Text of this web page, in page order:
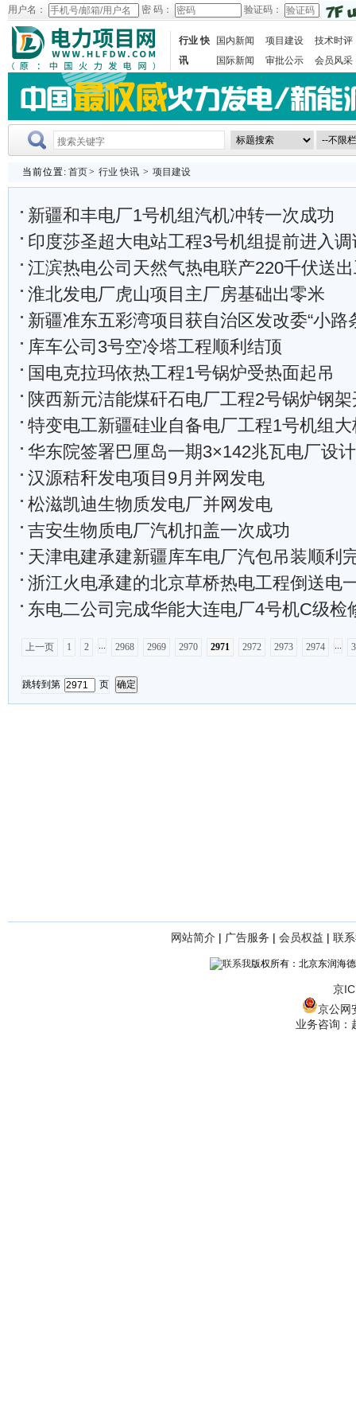
用户名： 密 码： 验证码：
行业 快
讯
国内新闻 项目建设
技术时评
国际新闻
审批公示 会员风采
当前位置: 首页> 行业 快讯 > 项目建设
新疆和丰电厂1号机组汽机冲转一次成功
印度莎圣超大电站工程3号机组提前进入
江滨热电公司天然气热电联产220千伏送
淮北发电厂虎山项目主厂房基础出零米
新疆准东五彩湾项目获自治区发改委“小路
库车公司3号空冷塔工程顺利结顶
国电克拉玛依热工程1号锅炉受热面起吊
陕西新元洁能煤矸石电厂工程2号锅炉钢
特变电工新疆硅业自备电厂工程1号机组大板梁吊
华东院签署巴厘岛一期3×142兆瓦电厂设
汉源秸秆发电项目9月并网发电
松滋凯迪生物质发电厂并网发电
吉安生物质电厂汽机扣盖一次成功
天津电建承建新疆库车电厂汽包吊装顺利
浙江火电承建的北京草桥热电工程倒送电
东电二公司完成华能大连电厂4号机C级检
上一页 1 2 ... 2968 2969 2970 2971 2972 2973 2974 ...
跳转到第 页
网站简介 | 广告服务 | 会员权益 | 联
版权所有：北京东润海
京
京公网
业务咨询：